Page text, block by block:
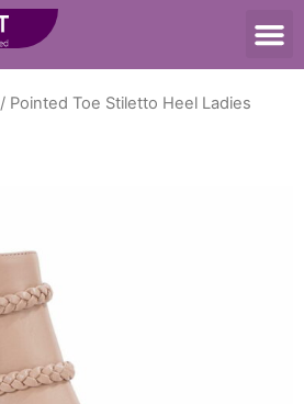
/ Pointed Toe Stiletto Heel Ladies